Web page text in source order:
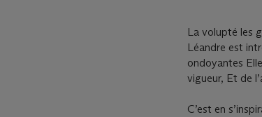
La volupté les
Léandre est
ondoyantes
vigueur, Et de
C’est en